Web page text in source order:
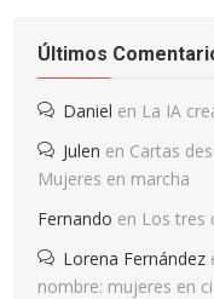
Últimos
Daniel en La IA
Julen en Cartas
Mujeres en marcha
Fernando en Los tres
Lorena Fernández
nombre: mujeres en